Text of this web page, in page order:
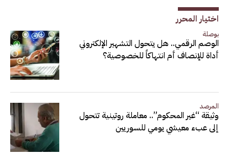
اختيار المحرر
بوصلة
الوصم الرقمي.. هل يتحول التشهير الإلكتروني
أداة للإنصاف أم انتهاكاً للخصوصية؟
المرصد
وثيقة “غير المحكوم”.. معاملة روتينية تتحول
إلى عبء معيشي يومي للسوريين